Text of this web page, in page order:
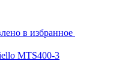
в избранное
MTS400-3